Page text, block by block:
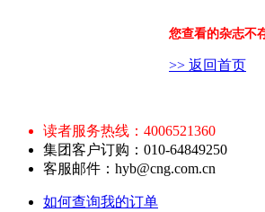
您查看的杂志不
>> 返回首页
读者服务热线：4006521360
集团客户订购：010-64849250
客服邮件：hyb@cng.com.cn
如何查询我的订单